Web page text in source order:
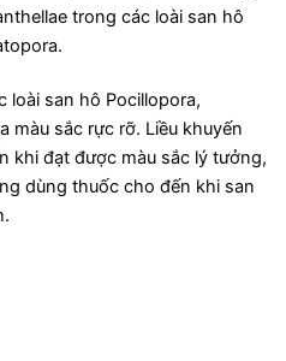
trong các loài san hô
loài san hô Pocillopora,
màu sắc rực rỡ. Liều khuyến
khi đạt được màu sắc lý tưởng,
dùng thuốc cho đến khi san